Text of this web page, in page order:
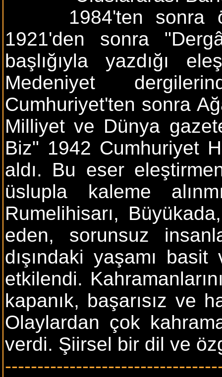
1984'ten sonra
1921'den sonra
başlığıyla yazdığı
Medeniyet
Cumhuriyet'ten sonra
Milliyet ve Dünya
Biz" 1942 Cumhuriyet
aldı. Bu eser
üslupla kaleme
Rumelihisarı,
eden, sorunsuz
dışındaki yaşamı
etkilendi.
kapanık, başarısız ve
Olaylardan çok
verdi. Şiirsel bir dil ve